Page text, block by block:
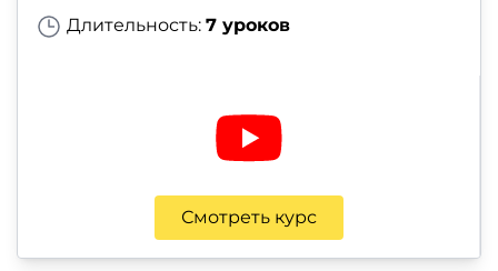
Длительность: 7 уроков
Смотреть курс